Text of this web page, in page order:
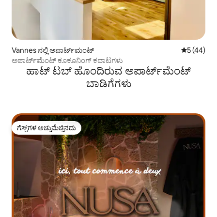
Vannes ನಲ್ಲಿ ಅಪಾರ್ಟ್‌ಮಂಟ್ 5 ರಲ್ಲಿ 5
5 (44)
ಅಪಾರ್ಟ್‌ಮೆಂಟ್ ಕೂಕೂನಿಂಗ್ ಕವಾಟಗಳು
ಹಾಟ್ ಟಬ್ ಹೊಂದಿರುವ ಅಪಾರ್ಟ್‌ಮೆಂಟ್
ಬಾಡಿಗೆಗಳು
ಗೆಸ್ಟ್‌ಗಳ ಅಚ್ಚುಮೆಚ್ಚಿನದು
ಗೆಸ್ಟ್‌ಗಳ ಅಚ್ಚುಮೆಚ್ಚಿನದು